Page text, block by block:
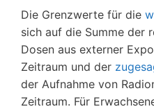
Die Grenzwerte für die
sich auf die Summe der
Dosen aus externer
Zeitraum und der
der Aufnahme von
Zeitraum. Für